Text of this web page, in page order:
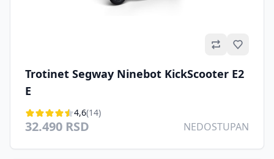
Trotinet Segway Ninebot KickScooter E2
E
4,6(14)
32.490 RSD NEDOSTUPAN